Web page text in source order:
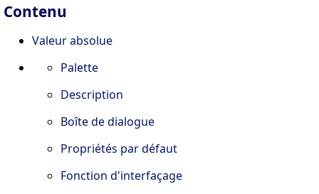
Contenu
Valeur absolue
Palette
Description
Boîte de dialogue
Propriétés par défaut
Fonction d'interfaçage